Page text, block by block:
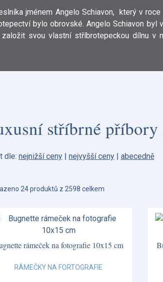
jménem Angelo Schiavon, který v
bylo obrovské. Angelo Schiavon byl
svou vlastní stříbrotepeckou dílnu v
stříbrné příbory
dle: nejnižší ceny | nejvyšší ceny | abecedně
24 produktů z 2598 celkem
rámeček na fotografie 10x15 cm
RÁMEČKY NA FORTOGRAFIE